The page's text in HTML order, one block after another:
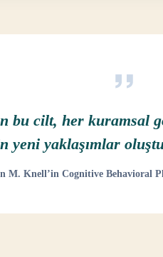
bu cilt, her kuramsal
yeni yaklaşımlar
M. Knell’in Cognitive Behavioral